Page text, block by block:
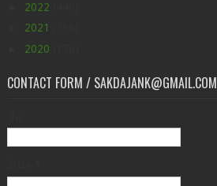
2022
2021
2020
CONTACT FORM / SAKDAJANK@GMAIL.COM